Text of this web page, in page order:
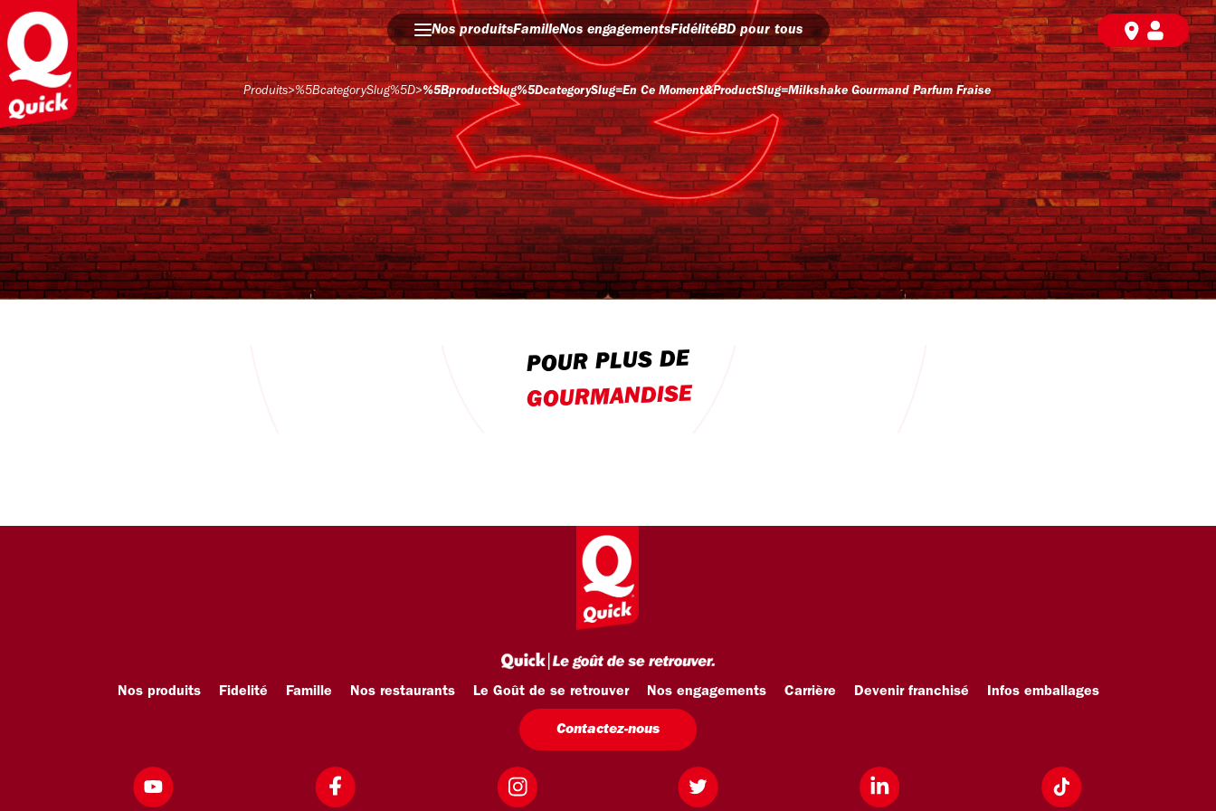
Nos produitsFamilleNos engagementsFidélitéBD pour tous
Produits>%5BcategorySlug%5D>%5BproductSlug%5DcategorySlug=en Ce Moment&productSlug=milkshake Gourmand Parfum Fraise
POUR PLUS DE
GOURMANDISE
Nos produits Fidelité Famille Nos restaurants Le Goût de se retrouver Nos engagements Carrière Devenir franchisé Infos emballages
Contactez-nous